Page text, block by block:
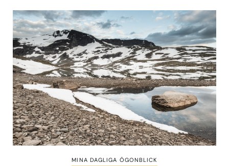
MINA DAGLIGA ÖGONBLICK